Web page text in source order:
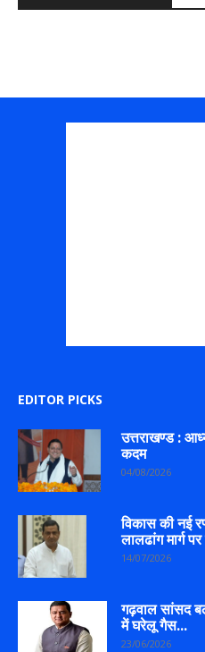
EDITOR PICKS
उत्तराखण्ड :
कदम
04/08/2026
विकास की नई
लालढांग मार्ग
14/07/2026
गढ़वाल सांसद
में घरेलू गैस...
23/06/2026